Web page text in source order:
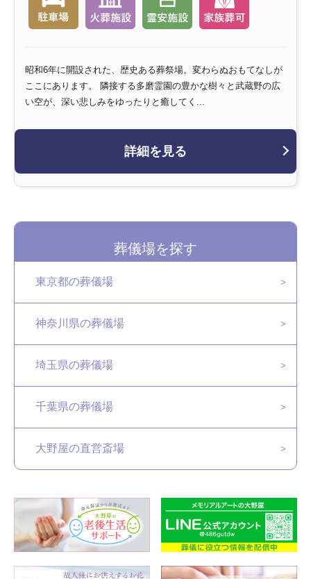
詳細を見る
昭和6年に開設された、歴史ある葬祭場。変わらぬおもてなしが
ここにあります。 隣接する多磨霊園の豊かな樹々と武蔵野の広
い空が、深い悲しみをゆったりと癒してく...
葬儀場を探す
東京都の葬儀場
神奈川県の葬儀場
埼玉県の葬儀場
千葉県の葬儀場
大野屋の直営斎場